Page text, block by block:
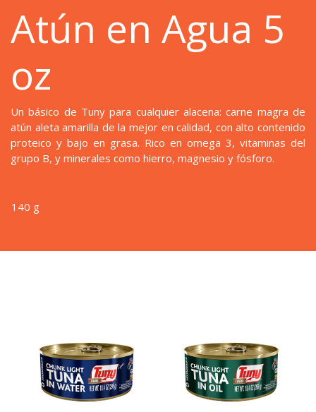
Atún en Agua 5
oz
Un básico de Tuny para cualquier alacena: carne magra de
atún aleta amarilla de la mejor en calidad, con alto contenido
proteico y bajo en grasa. Rico en omega 3, vitaminas del
grupo B, y minerales como hierro, magnesio y fósforo.
140 g